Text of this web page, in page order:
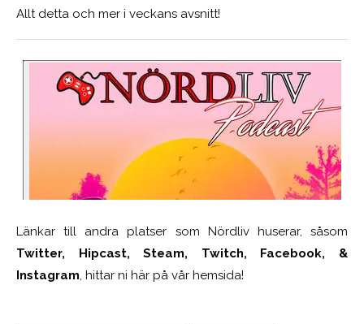
Allt detta och mer i veckans avsnitt!
Länkar till andra platser som Nördliv huserar, såsom
Twitter, Hipcast, Steam, Twitch, Facebook, &
Instagram, hittar ni här på vår hemsida!